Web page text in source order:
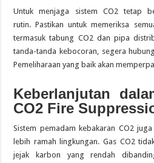
Untuk menjaga sistem CO2 tetap
rutin. Pastikan untuk memeriksa
termasuk tabung CO2 dan pipa
tanda-tanda kebocoran, segera
Pemeliharaan yang baik akan
Keberlanjutan
CO2 Fire
Sistem pemadam kebakaran CO2
lebih ramah lingkungan. Gas CO2
jejak karbon yang rendah